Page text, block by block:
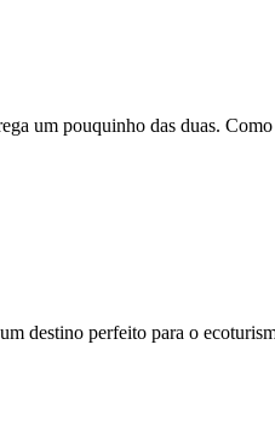
um pouquinho das duas.
destino perfeito para o